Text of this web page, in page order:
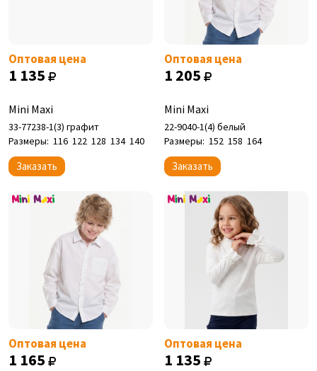
Оптовая цена
1 135
Mini Maxi
33-77238-1(3) графит
Размеры: 116 122 128 134 140
Заказать
Оптовая цена
1 205
Mini Maxi
22-9040-1(4) белый
Размеры: 152 158 164
Заказать
Оптовая цена
1 165
Оптовая цена
1 135